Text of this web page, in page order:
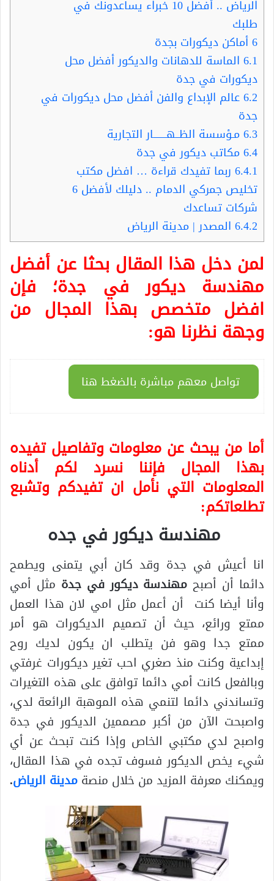
الرياض .. أفضل 10 خبراء يساعدونك في
طلبك
6أماكن ديكورات بجدة
6.1 الماسة للدهانات والديكور أفضل محل
ديكورات في جدة
6.2عالم الإبداع والفن أفضل محل ديكورات في
جدة
6.3مـؤسسة الظــهـــــــار التجارية
6.4مكاتب ديكور في جدة
6.4.1 ربما تفيدك قراءة … افضل مكتب
تخليص جمركي الدمام .. دليلك لأفضل 6
شركات تساعدك
6.4.2 المصدر | مدينة الرياض
لمن دخل هذا المقال بحثا عن أفضل
مهندسة ديكور في جدة؛ فإن
افضل متخصص بهذا المجال من
وجهة نظرنا هو:
تواصل معهم مباشرة بالضغط هنا
أما من يبحث عن معلومات وتفاصيل تفيده
بهذا المجال فإننا نسرد لكم أدناه
المعلومات التي نأمل ان تفيدكم وتشبع
تطلعاتكم:
مهندسة ديكور في جده
انا أعيش في جدة وقد كان أبي يتمنى ويطمح
دائما أن أصبح مهندسة ديكور في جدة مثل أمي
وأنا أيضا كنت أن أعمل مثل امي لان هذا العمل
ممتع ورائع، حيث أن تصميم الديكورات هو أمر
ممتع جدا وهو فن يتطلب ان يكون لديك روح
إبداعية وكنت منذ صغري احب تغير ديكورات غرفتي
وبالفعل كانت أمي دائما توافق على هذه التغيرات
وتساندني دائما لتنمي هذه الموهبة الرائعة لدي،
واصبحت الآن من أكبر مصممين الديكور في جدة
واصبح لدي مكتبي الخاص وإذا كنت تبحث عن أي
شيء يخص الديكور فسوف تجده في هذا المقال،
ويمكنك معرفة المزيد من خلال منصةمدينة الرياض.